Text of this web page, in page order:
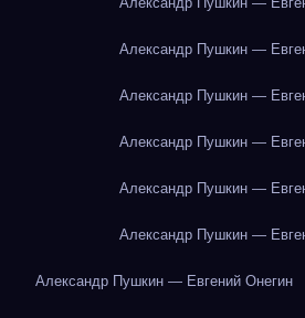
Александр Пушкин —
Александр Пушкин —
Александр Пушкин —
Александр Пушкин —
Александр Пушкин —
Александр Пушкин — Евгений Онегин